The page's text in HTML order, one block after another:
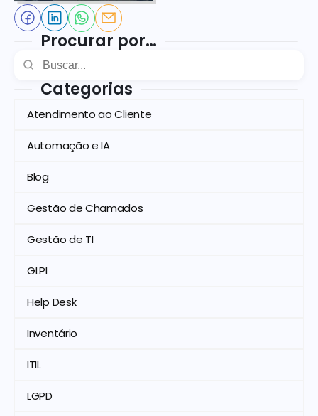
Procurar por…
Categorias
Atendimento ao Cliente
Automação e IA
Blog
Gestão de Chamados
Gestão de TI
GLPI
Help Desk
Inventário
ITIL
LGPD